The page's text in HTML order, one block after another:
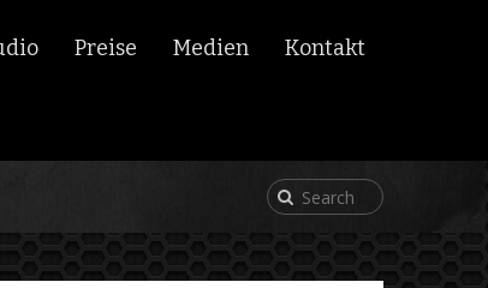
Preise Medien Kontakt